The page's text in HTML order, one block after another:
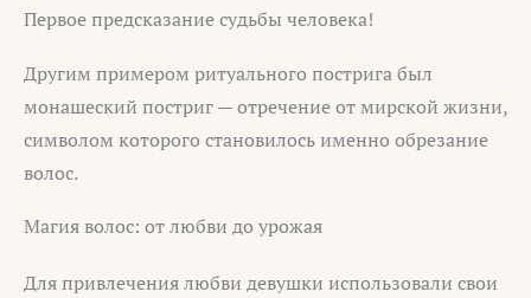
Первое предсказание судьбы человека!
Другим примером ритуального пострига был
монашеский постриг — отречение от мирской жизни,
символом которого становилось именно обрезание
волос.
Магия волос: от любви до урожая
Для привлечения любви девушки использовали свои